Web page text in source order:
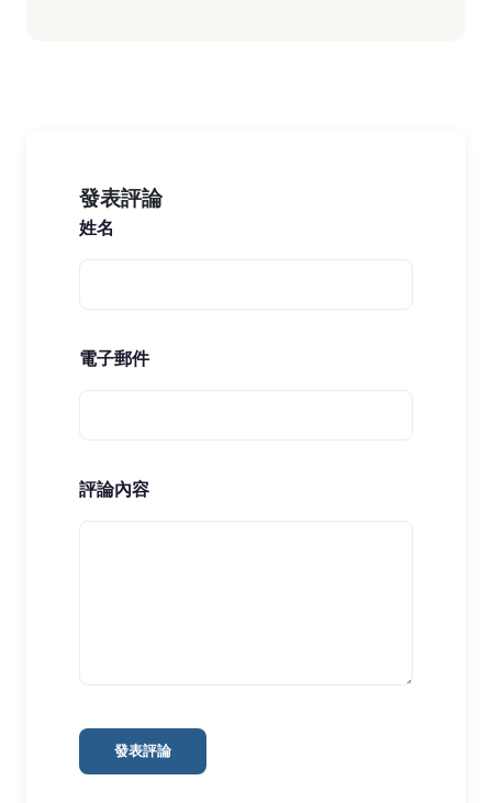
發表評論
姓名
電子郵件
評論內容
發表評論